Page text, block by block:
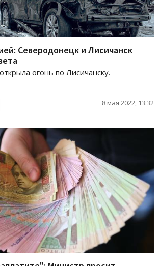
Северодонецк и Лисичанск
огонь по Лисичанску.
8 мая 2022, 13:32